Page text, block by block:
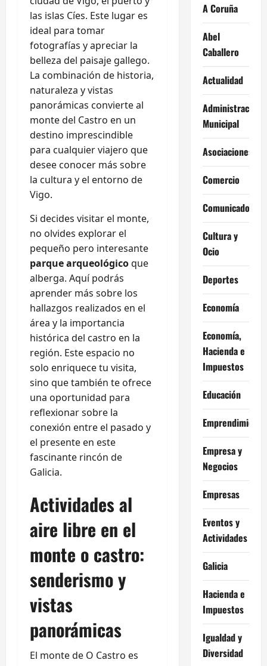
las islas Cíes. Este lugar es
ideal para tomar
fotografías y apreciar la
belleza del paisaje gallego.
La combinación de historia,
naturaleza y vistas
panorámicas convierte al
monte del Castro en un
destino imprescindible
para cualquier viajero que
desee conocer más sobre
la cultura y el entorno de
Vigo.
Si decides visitar el monte,
no olvides explorar el
pequeño pero interesante
parque arqueológicoque
alberga. Aquí podrás
aprender más sobre los
hallazgos realizados en el
área y la importancia
histórica del castro en la
región. Este espacio no
solo enriquece tu visita,
sino que también te ofrece
una oportunidad para
reflexionar sobre la
conexión entre el pasado y
el presente en este
fascinante rincón de
Galicia.
Actividades al
aire libre en el
monte o castro:
senderismo y
vistas
panorámicas
El monte de O Castro es
A Coruña
Abel
Caballero
Actualidad
Administración
Municipal
Asociaciones
Comercio
Comunicados
Cultura y
Ocio
Deportes
Economía
Economía,
Hacienda e
Impuestos
Educación
Emprendimiento
Empresa y
Negocios
Empresas
Eventos y
Actividades
Galicia
Hacienda e
Impuestos
Igualdad y
Diversidad